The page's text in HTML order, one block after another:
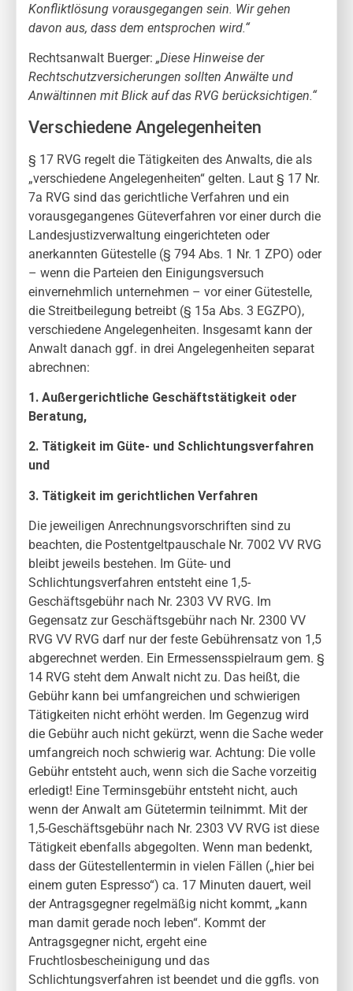
Konfliktlösung vorausgegangen sein. Wir gehen
davon aus, dass dem entsprochen wird.“
Rechtsanwalt Buerger: „Diese Hinweise der
Rechtschutzversicherungen sollten Anwälte und
Anwältinnen mit Blick auf das RVG berücksichtigen.“
Verschiedene Angelegenheiten
§ 17 RVG regelt die Tätigkeiten des Anwalts, die als
„verschiedene Angelegenheiten“ gelten. Laut § 17 Nr.
7a RVG sind das gerichtliche Verfahren und ein
vorausgegangenes Güteverfahren vor einer durch die
Landesjustizverwaltung eingerichteten oder
anerkannten Gütestelle (§ 794 Abs. 1 Nr. 1 ZPO) oder
– wenn die Parteien den Einigungsversuch
einvernehmlich unternehmen – vor einer Gütestelle,
die Streitbeilegung betreibt (§ 15a Abs. 3 EGZPO),
verschiedene Angelegenheiten. Insgesamt kann der
Anwalt danach ggf. in drei Angelegenheiten separat
abrechnen:
1. Außergerichtliche Geschäftstätigkeit oder
Beratung,
2. Tätigkeit im Güte- und Schlichtungsverfahren
und
3. Tätigkeit im gerichtlichen Verfahren
Die jeweiligen Anrechnungsvorschriften sind zu
beachten, die Postentgeltpauschale Nr. 7002 VV RVG
bleibt jeweils bestehen. Im Güte- und
Schlichtungsverfahren entsteht eine 1,5-
Geschäftsgebühr nach Nr. 2303 VV RVG. Im
Gegensatz zur Geschäftsgebühr nach Nr. 2300 VV
RVG VV RVG darf nur der feste Gebührensatz von 1,5
abgerechnet werden. Ein Ermessensspielraum gem. §
14 RVG steht dem Anwalt nicht zu. Das heißt, die
Gebühr kann bei umfangreichen und schwierigen
Tätigkeiten nicht erhöht werden. Im Gegenzug wird
die Gebühr auch nicht gekürzt, wenn die Sache weder
umfangreich noch schwierig war. Achtung: Die volle
Gebühr entsteht auch, wenn sich die Sache vorzeitig
erledigt! Eine Terminsgebühr entsteht nicht, auch
wenn der Anwalt am Gütetermin teilnimmt. Mit der
1,5-Geschäftsgebühr nach Nr. 2303 VV RVG ist diese
Tätigkeit ebenfalls abgegolten. Wenn man bedenkt,
dass der Gütestellentermin in vielen Fällen („hier bei
einem guten Espresso“) ca. 17 Minuten dauert, weil
der Antragsgegner regelmäßig nicht kommt, „kann
man damit gerade noch leben“. Kommt der
Antragsgegner nicht, ergeht eine
Fruchtlosbescheinigung und das
Schlichtungsverfahren ist beendet und die ggfls. von